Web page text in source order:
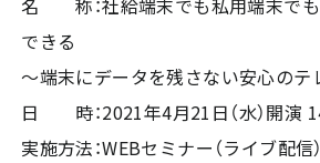
名 称：社給端末でも私用端末で
できる
～端末にデータを残さない安心のテ
日 時：2021年4月21日（水）開演
実施方法：WEBセミナー（ライブ配信）